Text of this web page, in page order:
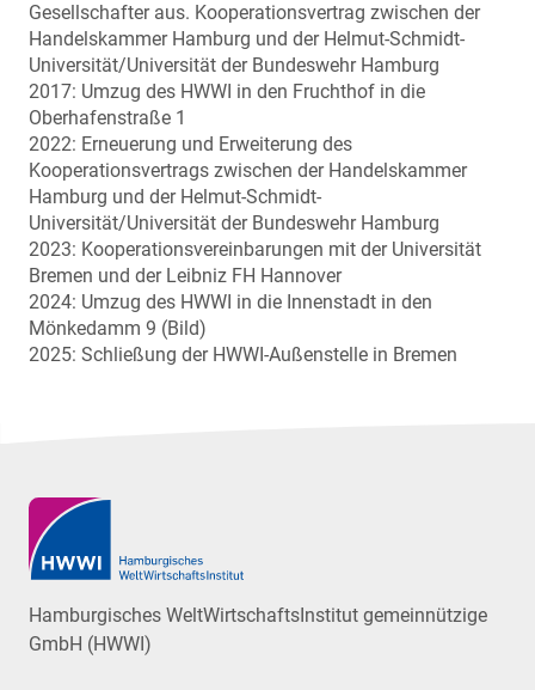
Gesellschafter aus. Kooperationsvertrag zwischen der
Handelskammer Hamburg und der Helmut-Schmidt-
Universität/Universität der Bundeswehr Hamburg
2017: Umzug des HWWI in den Fruchthof in die
Oberhafenstraße 1
2022: Erneuerung und Erweiterung des
Kooperationsvertrags zwischen der Handelskammer
Hamburg und der Helmut-Schmidt-
Universität/Universität der Bundeswehr Hamburg
2023: Kooperationsvereinbarungen mit der Universität
Bremen und der Leibniz FH Hannover
2024: Umzug des HWWI in die Innenstadt in den
Mönkedamm 9 (Bild)
2025: Schließung der HWWI-Außenstelle in Bremen
Hamburgisches WeltWirtschaftsInstitut gemeinnützige
GmbH (HWWI)